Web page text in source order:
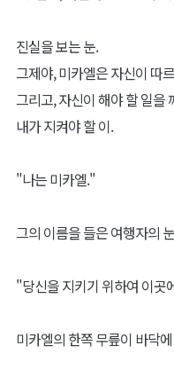
진실을 보는 눈.
그제야, 미카엘은 자신이 따
그리고, 자신이 해야 할 일을
내가 지켜야 할 이.
"나는 미카엘."
그의 이름을 들은 여행자의
"당신을 지키기 위하여 이곳
미카엘의 한쪽 무릎이 바닥